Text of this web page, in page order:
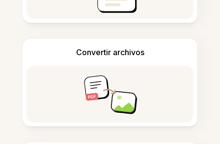
Convertir archivos